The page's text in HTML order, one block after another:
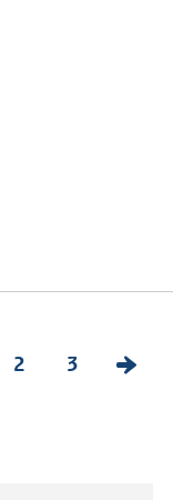
2 3
V